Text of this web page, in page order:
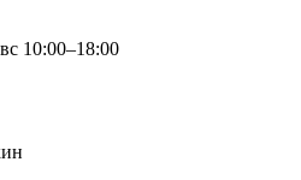
10:00–18:00